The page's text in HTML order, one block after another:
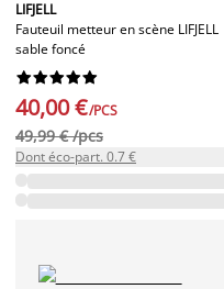
LIFJELL
Fauteuil metteur en scène LIFJELL
sable foncé






40,00 €/PCS
49,99 € /pcs
Dont éco-part. 0.7 €